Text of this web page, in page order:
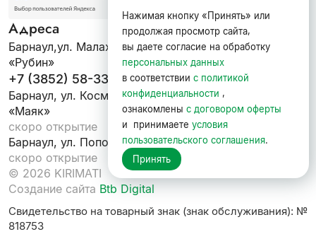
Адреса
Барнаул,ул. Малахова, 134 к2 ЖК
«Рубин»
+7 (3852) 58-33-33
Барнаул, ул. Космонавтов, 17 ЖК
«Маяк»
скоро открытие
Барнаул, ул. Попова, 134 ЖК «Марс»
скоро открытие
© 2026 KIRIMATI
Создание сайта Btb Digital
Свидетельство на товарный знак (знак обслуживания): №
818753
Нажимая кнопку «Принять» или
продолжая просмотр сайта,
вы даете согласие на обработку
персональных данных
в соответствии с политикой
конфиденциальности ,
ознакомлены с договором оферты
и принимаете условия
пользовательского соглашения.
Принять